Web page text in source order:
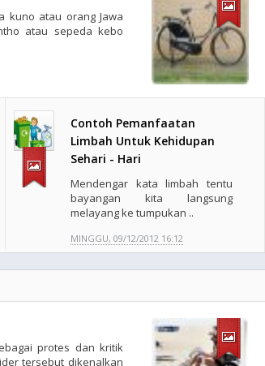
kuno atau orang Jawa
atau sepeda kebo
Contoh Pemanfaatan
Limbah Untuk Kehidupan
Sehari - Hari
Mendengar kata limbah tentu
bayangan kita langsung
melayang ke tumpukan ..
MINGGU, 09/12/2012 16:12
protes dan kritik
tersebut dikenalkan